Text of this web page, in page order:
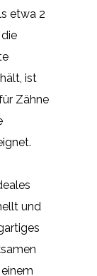
etwa 2
ist
Zähne
und